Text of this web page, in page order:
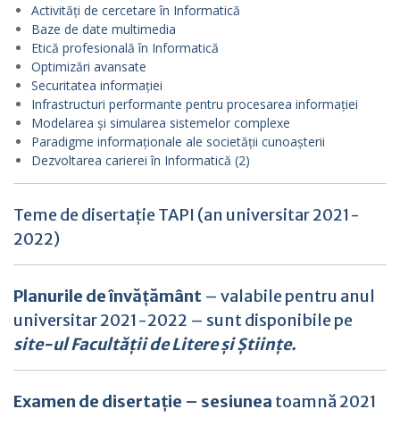
Activități de cercetare în Informatică
Baze de date multimedia
Etică profesională în Informatică
Optimizări avansate
Securitatea informației
Infrastructuri performante pentru procesarea informației
Modelarea și simularea sistemelor complexe
Paradigme informaționale ale societății cunoașterii
Dezvoltarea carierei în Informatică (2)
Teme de disertație TAPI (an universitar 2021-
2022)
Planurile de învățământ – valabile pentru anul
universitar 2021-2022 – sunt disponibile pe
site-ul Facultății de Litere și Științe.
Examen de disertație – sesiunea toamnă 2021